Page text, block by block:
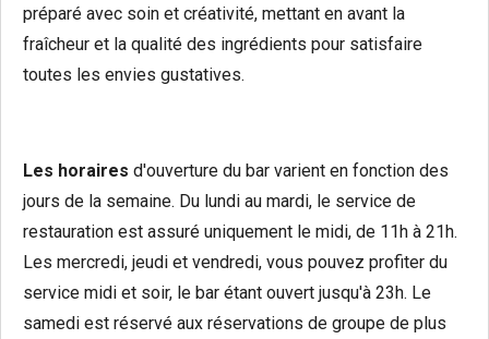
préparé avec soin et créativité, mettant en avant la
fraîcheur et la qualité des ingrédients pour satisfaire
toutes les envies gustatives.
Les horaires d'ouverture du bar varient en fonction des
jours de la semaine. Du lundi au mardi, le service de
restauration est assuré uniquement le midi, de 11h à 21h.
Les mercredi, jeudi et vendredi, vous pouvez profiter du
service midi et soir, le bar étant ouvert jusqu'à 23h. Le
samedi est réservé aux réservations de groupe de plus